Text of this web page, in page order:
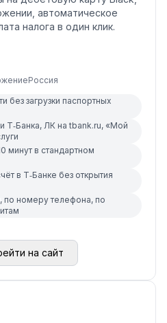
автоматическое
налога в один клик.
Россия
без загрузки паспортных
Т‑Банка, ЛК на tbank.ru, «Мой
минут в стандартном
в Т‑Банке без открытия
по номеру телефона, по
на сайт